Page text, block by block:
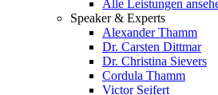
Alle Leistungen
Speaker & Experts
Alexander Thamm
Dr. Carsten Dittmar
Dr. Christina Sievers
Cordula Thamm
Victor Seifert